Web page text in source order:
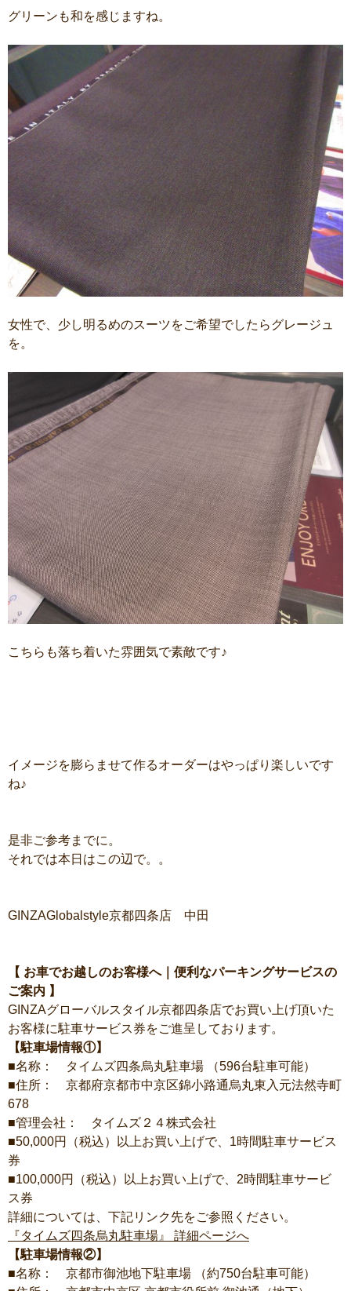
グリーンも和を感じますね。
女性で、少し明るめのスーツをご希望でしたらグレージュ
を。
こちらも落ち着いた雰囲気で素敵です♪
イメージを膨らませて作るオーダーはやっぱり楽しいです
ね♪
是非ご参考までに。
それでは本日はこの辺で。。
GINZAGlobalstyle京都四条店 中田
【 お車でお越しのお客様へ｜便利なパーキングサービスの
ご案内 】
GINZAグローバルスタイル京都四条店でお買い上げ頂いた
お客様に駐車サービス券をご進呈しております。
【駐車場情報①】
■名称： タイムズ四条烏丸駐車場 （596台駐車可能）
■住所： 京都府京都市中京区錦小路通烏丸東入元法然寺町
678
■管理会社： タイムズ２４株式会社
■50,000円（税込）以上お買い上げで、1時間駐車サービス
券
■100,000円（税込）以上お買い上げで、2時間駐車サービ
ス券
詳細については、下記リンク先をご参照ください。
『タイムズ四条烏丸駐車場』 詳細ページへ
【駐車場情報②】
■名称： 京都市御池地下駐車場 （約750台駐車可能）